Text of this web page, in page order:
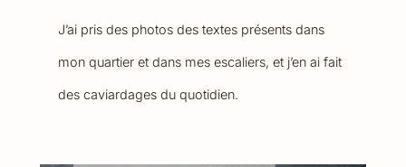
J’ai pris des photos des textes présents dans
mon quartier et dans mes escaliers, et j’en ai fait
des caviardages du quotidien.